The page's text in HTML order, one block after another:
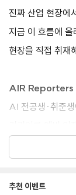
진짜 산업 현장에
지금 이 흐름에
현장을 직접 취재
AIR
AI 전공생·취준
놓치지 마세요!
추천 이벤트